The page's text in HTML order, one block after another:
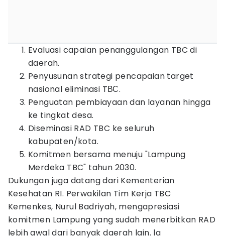
Evaluasi capaian penanggulangan TBC di
daerah.
Penyusunan strategi pencapaian target
nasional eliminasi TВС.
Penguatan pembiayaan dan layanan hingga
ke tingkat desa.
Diseminasi RAD TBC ke seluruh
kabupaten/kota.
Komitmen bersama menuju "Lampung
Merdeka TBC" tahun 2030.
Dukungan juga datang dari Kementerian
Kesehatan RI. Perwakilan Tim Kerja TBC
Kemenkes, Nurul Badriyah, mengapresiasi
komitmen Lampung yang sudah menerbitkan RAD
lebih awal dari banyak daerah lain. la